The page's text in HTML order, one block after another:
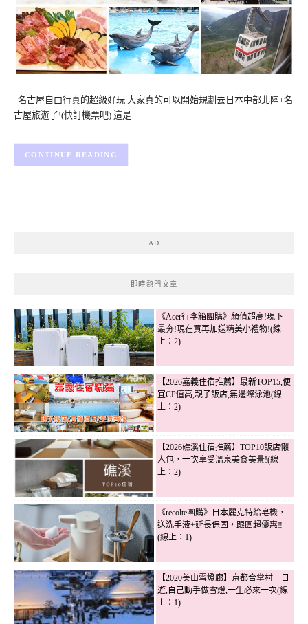
名古屋自由行真的超級好玩 大家真的可以開始規劃去日本中部北陸+名
古屋旅遊了!(快訂機票吧) 這是…
CONTINUE READING
AD
即時熱門文章
《Acer行李箱團購》顏值超高!現下
最夯!現在買再加送精美小禮物!(線
上：2)
【2026嘉義住宿推薦】最新TOP15,便
宜CP值高,親子飯店,無邊際泳池(線
上：2)
【2026礁溪住宿推薦】TOP10飯店懶
人包，一次享受溫泉美食美景!(線
上：2)
《recolte團購》日本麗克特給皂機，
送洗手液+延長保固，跟團超優惠‼
(線上：1)
【2020美山雪燈廊】京都合掌村一日
遊,自己動手做雪燈,一生必來一次(線
上：1)